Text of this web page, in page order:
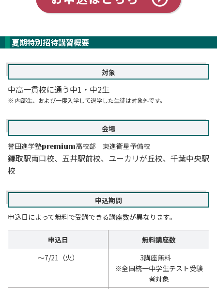
夏期特別招待講習概要
対象
中高一貫校に通う中1・中2生
※ 内部生、および一度入学して退学した生徒は対象外です。
会場
誉田進学塾premium高校部 東進衛星予備校
鎌取駅南口校、五井駅前校、ユーカリが丘校、千葉中央駅
校
申込期間
申込日によって無料で受講できる講座数が異なります。
申込日
無料講座数
～7/21（火）
3講座無料
※全国統一中学生テスト受験
者対象